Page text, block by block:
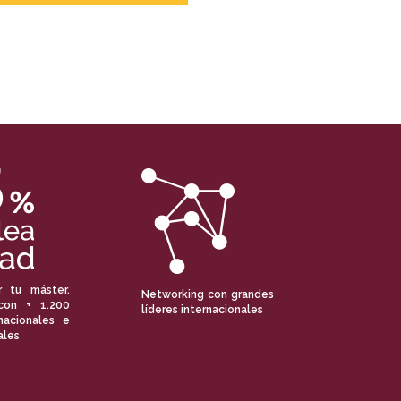
tu máster.
+ 1.200
e
Networking con grandes
líderes internacionales